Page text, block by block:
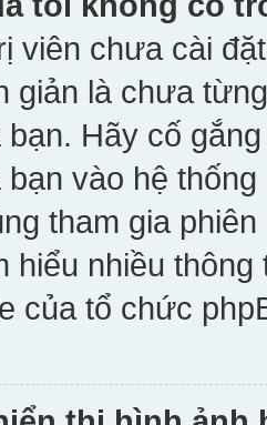
viên chưa cài
giản là chưa
Hãy cố
vào hệ
tham gia
hiểu nhiều
của tổ chức